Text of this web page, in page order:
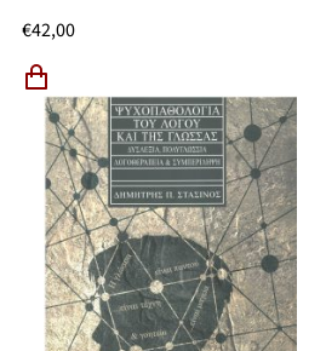
€42,00